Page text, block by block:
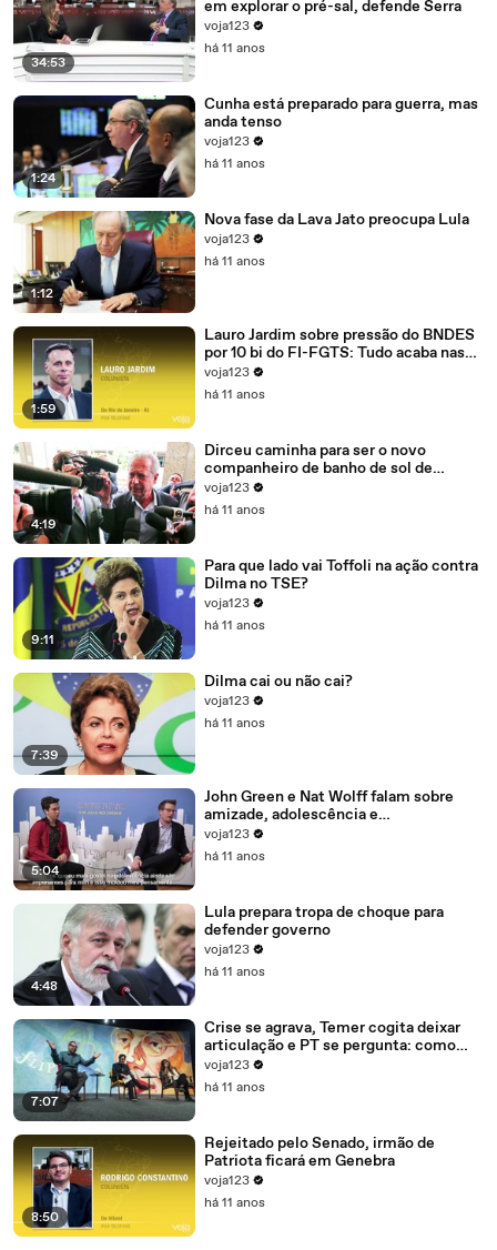
34:53
em explorar o pré-sal, defende Serra
voja123
há 11 anos
1:24
Cunha está preparado para guerra, mas
anda tenso
voja123
há 11 anos
1:12
Nova fase da Lava Jato preocupa Lula
voja123
há 11 anos
1:59
Lauro Jardim sobre pressão do BNDES
por 10 bi do FI-FGTS: Tudo acaba nas
mãos de Cunha
voja123
há 11 anos
4:19
Dirceu caminha para ser o novo
companheiro de banho de sol de
Marcelo Odebrecht e Cia.
voja123
há 11 anos
9:11
Para que lado vai Toffoli na ação contra
Dilma no TSE?
voja123
há 11 anos
7:39
Dilma cai ou não cai?
voja123
há 11 anos
5:04
John Green e Nat Wolff falam sobre
amizade, adolescência e
amadurecimento
voja123
há 11 anos
4:48
Lula prepara tropa de choque para
defender governo
voja123
há 11 anos
7:07
Crise se agrava, Temer cogita deixar
articulação e PT se pergunta: como
recompor o governo?
voja123
há 11 anos
8:50
Rejeitado pelo Senado, irmão de
Patriota ficará em Genebra
voja123
há 11 anos